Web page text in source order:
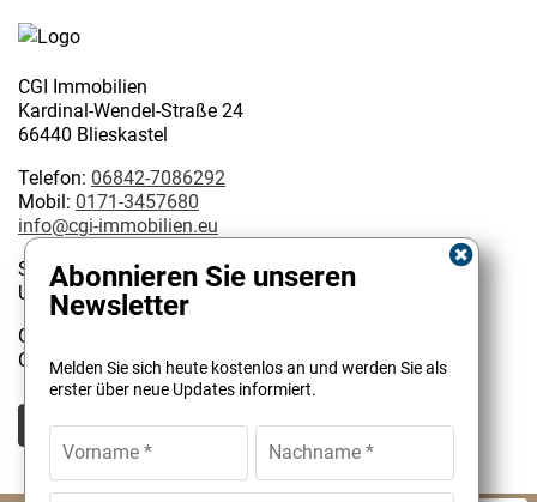
CGI Immobilien
Kardinal-Wendel-Straße 24
66440 Blieskastel
Telefon: 06842-7086292
Mobil: 0171-3457680
info@cgi-immobilien.eu
Steuernummer: 075/222/02627
USt-IdNr.: DE 314128585
Geschäftsinhaber:
Christophe Garattoni Geprüfter Immobilienmakler IHK
Abonnieren Sie unseren
Newsletter
Melden Sie sich heute kostenlos an und werden Sie als
erster über neue Updates informiert.
CGI Immobilien
100%
SEHR GUT
4,90 / 5,00